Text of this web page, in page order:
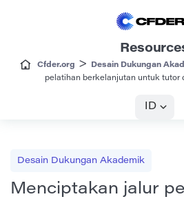
Cfder.org > Desain Dukungan
pelatihan berkelanjutan untuk tutor
ID
Desain Dukungan Akademik
Menciptakan jalur